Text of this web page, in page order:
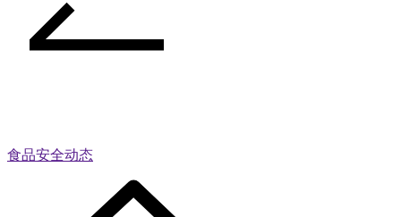
食品安全动态